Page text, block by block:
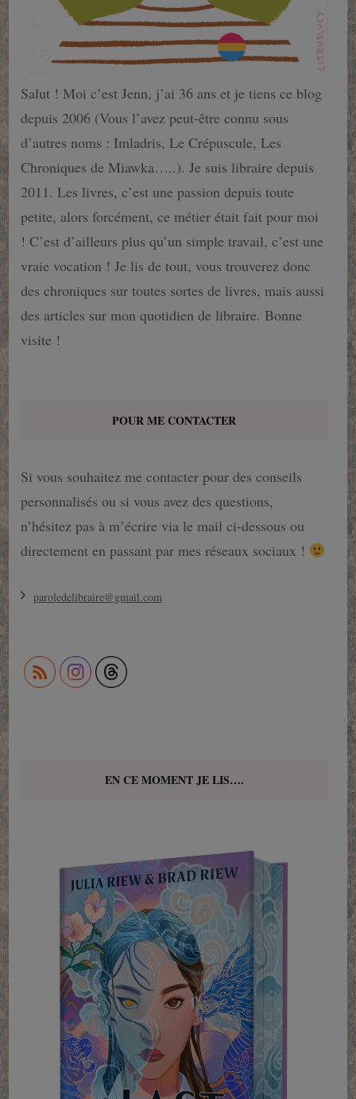
Salut ! Moi c’est Jenn, j’ai 36 ans et je tiens ce blog
depuis 2006 (Vous l’avez peut-être connu sous
d’autres noms : Imladris, Le Crépuscule, Les
Chroniques de Miawka…..). Je suis libraire depuis
2011. Les livres, c’est une passion depuis toute
petite, alors forcément, ce métier était fait pour moi
! C’est d’ailleurs plus qu’un simple travail, c’est une
vraie vocation ! Je lis de tout, vous trouverez donc
des chroniques sur toutes sortes de livres, mais aussi
des articles sur mon quotidien de libraire. Bonne
visite !
POUR ME CONTACTER
Si vous souhaitez me contacter pour des conseils
personnalisés ou si vous avez des questions,
n’hésitez pas à m’écrire via le mail ci-dessous ou
directement en passant par mes réseaux sociaux !
paroledelibraire@gmail.com
EN CE MOMENT JE LIS….